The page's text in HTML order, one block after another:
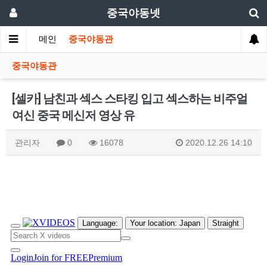
중국야동넷
메인 중국야동관
중국야동관
[셀카] 남친과 섹스 스타킹 입고 섹스하는 비주얼
여신 중국 메신저 영상 유
관리자 0 16078 2020.12.26 14:10